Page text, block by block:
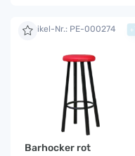
Artikel-Nr.: PE-000274
Barhocker rot
+